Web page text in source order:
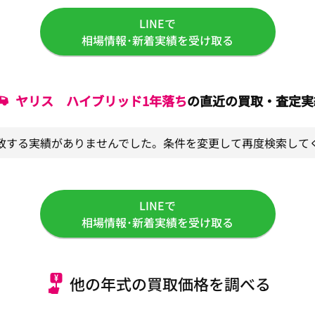
LINEで
相場情報･新着実績を受け取る
ヤリス ハイブリッド1年落ちの直近の買取・査定
する実績がありませんでした。条件を変更して再度検索して
LINEで
相場情報･新着実績を受け取る
他の年式の買取価格を調べる